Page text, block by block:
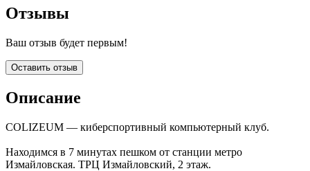
Отзывы
Ваш отзыв будет первым!
Оставить отзыв
Описание
COLIZEUM — киберспортивный компьютерный клуб.
Находимся в 7 минутах пешком от станции метро
Измайловская. ТРЦ Измайловский, 2 этаж.